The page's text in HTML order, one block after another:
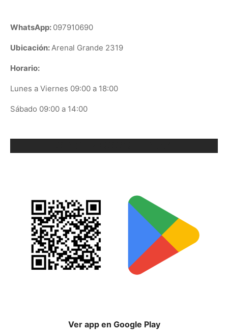
WhatsApp: 097910690
Ubicación:Arenal Grande 2319
Horario:
Lunes a Viernes 09:00 a 18:00
Sábado 09:00 a 14:00
Ver app en Google Play